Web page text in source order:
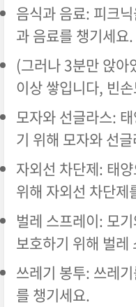
음식과 음료: 피크
과 음료를 챙기세요.
(그러나 3분만 앉
이상 쌓입니다, 빈
모자와 선글라스:
기 위해 모자와 선
자외선 차단제: 태
위해 자외선 차단제
벌레 스프레이: 모
보호하기 위해 벌레
쓰레기 봉투: 쓰레
를 챙기세요.